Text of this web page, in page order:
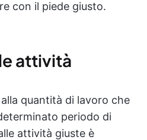
con il piede giusto.
attività
quantità di lavoro che
periodo di
attività giuste è